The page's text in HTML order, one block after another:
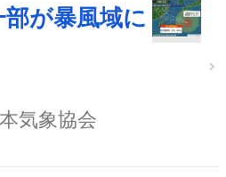
が暴風域に
気象協会